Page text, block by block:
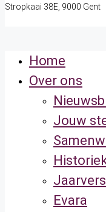
Stropkaai 38E, 9000 Gent
Home
Over ons
Jouw
Evara